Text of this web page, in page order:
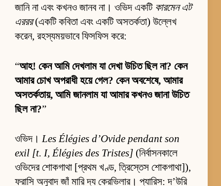
জানি না এবং কখনও জানব না। ওভিদ একটি কারমেন এট
এররর(একটি কবিতা এবং একটি অসতর্কতা) উল্লেখ
করেন, রহস্যময়ভাবে ফিসফিস করে:
“আহ! কেন আমি দেখলাম যা দেখা উচিত ছিল না? কেন
আমার চোখ অপরাধী হয়ে গেল? কেন অবশেষে, আমার
অসতর্কতায়, আমি জানলাম যা আমার কখনও জানা উচিত
ছিল না?”
ওভিদ।Les Élégies d’Ovide pendant son
exil [t. I, Élégies des Tristes] (নির্বাসনকালে
ওভিদের শোকগাথা [প্রথম খণ্ড, ত্রিস্তেস শোকগাথা]),
ফরাসি অনুবাদ জাঁ মারি দ্য কেরভিলার। প্যারিস: দ’উরি